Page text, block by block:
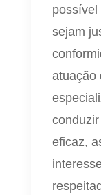
possível
sejam
atuação
eficaz,